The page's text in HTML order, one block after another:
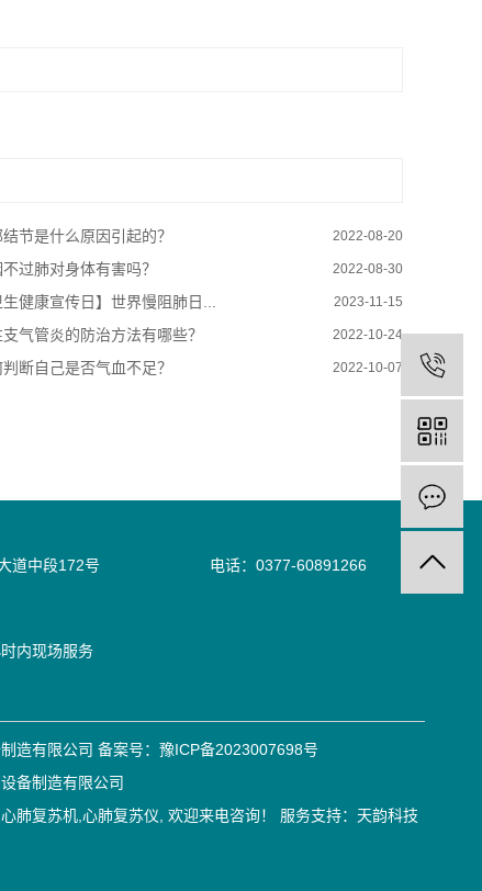
节是什么原因引起的？ 2022-08-20
过肺对身体有害吗？ 2022-08-30
生健康宣传日】世界慢阻肺日... 2023-11-15
气管炎的防治方法有哪些？ 2022-10-24
断自己是否气血不足？ 2022-10-07
山大道中段172号 电话：0377-60891266
669-0377
内现场服务
造有限公司 备案号： 豫ICP备2023007698号
备制造有限公司
心肺复苏机 心肺复苏仪 , 欢迎来电咨询！ 服务支持： 天韵科技